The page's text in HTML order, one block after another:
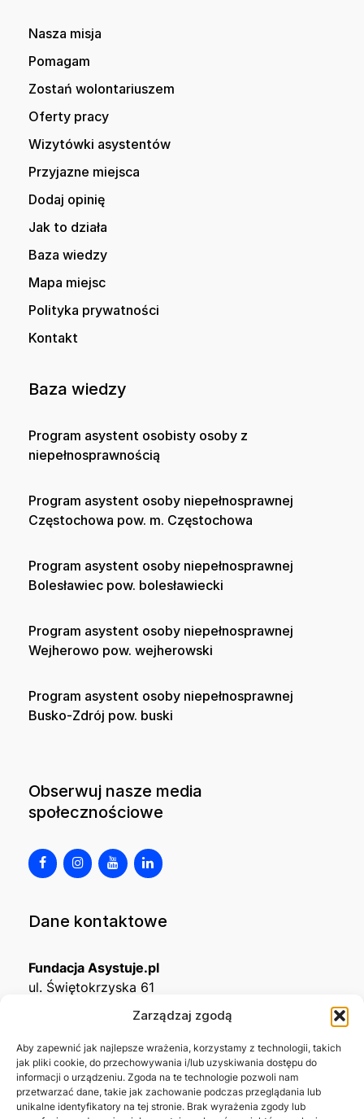
Zarządzaj zgodą
Aby zapewnić jak najlepsze wrażenia, korzystamy z technologii, takich
jak pliki cookie, do przechowywania i/lub uzyskiwania dostępu do
informacji o urządzeniu. Zgoda na te technologie pozwoli nam
przetwarzać dane, takie jak zachowanie podczas przeglądania lub
unikalne identyfikatory na tej stronie. Brak wyrażenia zgody lub
Nasza misja
Pomagam
Zostań wolontariuszem
Oferty pracy
Wizytówki asystentów
Przyjazne miejsca
Dodaj opinię
Jak to działa
Baza wiedzy
Mapa miejsc
Polityka prywatności
Kontakt
Baza wiedzy
Program asystent osobisty osoby z
niepełnosprawnością
Program asystent osoby niepełnosprawnej
Częstochowa pow. m. Częstochowa
Program asystent osoby niepełnosprawnej
Bolesławiec pow. bolesławiecki
Program asystent osoby niepełnosprawnej
Wejherowo pow. wejherowski
Program asystent osoby niepełnosprawnej
Busko-Zdrój pow. buski
Obserwuj nasze media
społecznościowe
Dane kontaktowe
Fundacja Asystuje.pl
ul. Świętokrzyska 61
KRS0001215994
NIP5492488380
REGON543667703